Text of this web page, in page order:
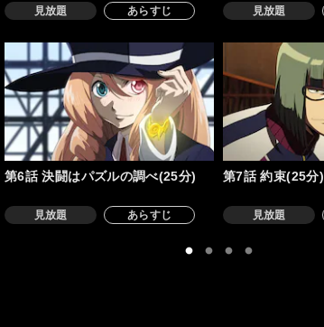
見放題 あらすじ 見放題
第6話 決闘はパズルの調べ(25分)
見放題 あらすじ
第7話 約束(25分)
見放題